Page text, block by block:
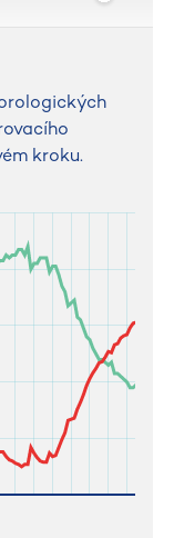
kroku.